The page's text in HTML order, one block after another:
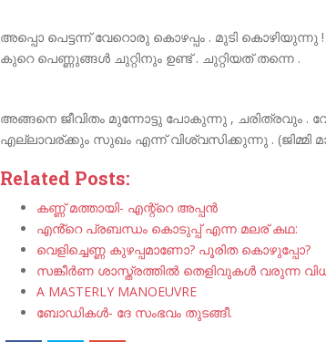
അപ്പൊ പെട്ടന്ന് വേറൊരു കൊഴപ്പം . മുടി
കുറെ പെണ്ണുങ്ങൾ ചുറ്റിനും ഉണ്ട് . ചുറ്റിയത് തന്നെ .
അങ്ങനെ ജീവിതം മുന്നോട്ടു പോകുന്നു , ചരിത്രവും .
എല്ലാവര്ക്കും സുഖം എന്ന് വിശ്വസിക്കുന്നു . (ജിമ്മി
Related Posts:
കണ്ണ് മത്തായി- എന്റ്റെ അപ്പൻ
എൻ്റെ പ്രബന്ധം കൊടുപ്പ് എന്ന മലര് കഥ:
വെളിച്ചെണ്ണ കുഴപ്പമാണോ? പൂരിത കൊഴുപ്പോ?
സങ്കീർണ ശാസ്ത്രത്തിൽ തെളിവുകൾ വരുന്ന
A MASTERLY MANOEUVRE
ബോഡികൾ- ദേ സംഭവം തുടങ്ങീ.